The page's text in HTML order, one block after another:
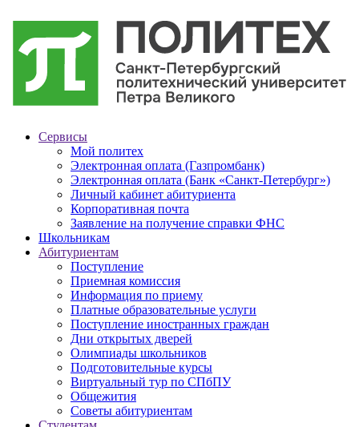
Сервисы
Мой политех
Электронная оплата (Газпромбанк)
Электронная оплата (Банк «Санкт-Петербург»)
Личный кабинет абитуриента
Корпоративная почта
Заявление на получение справки ФНС
Школьникам
Абитуриентам
Поступление
Приемная комиссия
Информация по приему
Платные образовательные услуги
Поступление иностранных граждан
Дни открытых дверей
Олимпиады школьников
Подготовительные курсы
Виртуальный тур по СПбПУ
Общежития
Советы абитуриентам